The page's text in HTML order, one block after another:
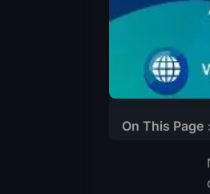
On This Page
Benefícios do